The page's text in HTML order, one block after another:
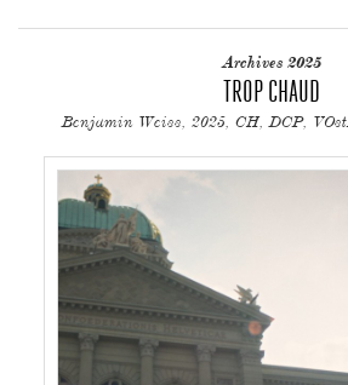
Archives 2025
TROP CHAUD
Benjamin Weiss, 2025, CH, DCP,